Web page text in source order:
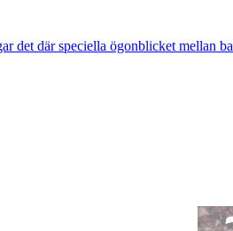
det där speciella ögonblicket mellan